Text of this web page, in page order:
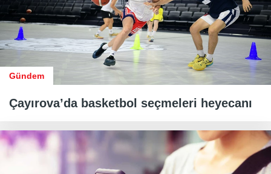
Gündem
Çayırova’da basketbol seçmeleri heyecanı